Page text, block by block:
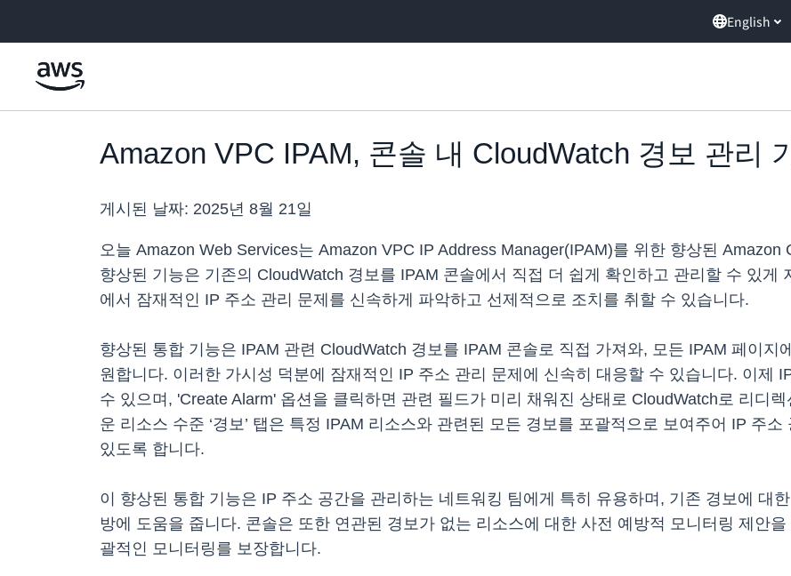
English
Amazon VPC IPAM, 콘솔 내 CloudWatch 경보 관리
게시된 날짜: 2025년 8월 21일
오늘 Amazon Web Services는 Amazon VPC IP Address Manager(IPAM)를 위한 향상된 Amazon
향상된 기능은 기존의 CloudWatch 경보를 IPAM 콘솔에서 직접 더 쉽게 확인하고 관리할 수 있게
에서 잠재적인 IP 주소 관리 문제를 신속하게 파악하고 선제적으로 조치를 취할 수 있습니다.
향상된 통합 기능은 IPAM 관련 CloudWatch 경보를 IPAM 콘솔로 직접 가져와, 모든 IPAM 페이지
원합니다. 이러한 가시성 덕분에 잠재적인 IP 주소 관리 문제에 신속히 대응할 수 있습니다. 이제
수 있으며, 'Create Alarm' 옵션을 클릭하면 관련 필드가 미리 채워진 상태로 CloudWatch로 리디
운 리소스 수준 ‘경보’ 탭은 특정 IPAM 리소스와 관련된 모든 경보를 포괄적으로 보여주어 IP 주
있도록 합니다.
이 향상된 통합 기능은 IP 주소 공간을 관리하는 네트워킹 팀에게 특히 유용하며, 기존 경보에 대
방에 도움을 줍니다. 콘솔은 또한 연관된 경보가 없는 리소스에 대한 사전 예방적 모니터링 제안
괄적인 모니터링를 보장합니다.